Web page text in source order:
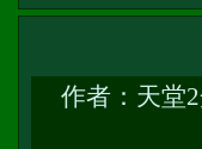
作者： 天堂